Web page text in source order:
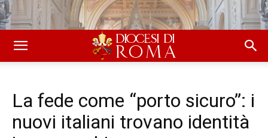
La fede come “porto sicuro”: i
nuovi italiani trovano identità